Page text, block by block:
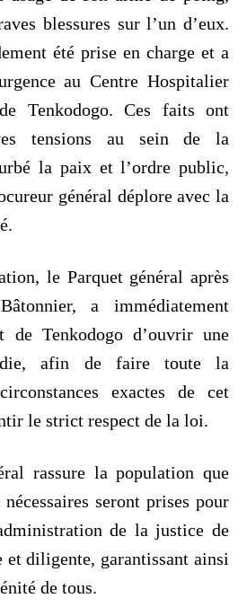
blessures sur l’un d’eux.
été prise en charge et a
au Centre Hospitalier
Tenkodogo. Ces faits ont
tensions au sein de la
la paix et l’ordre public,
général déplore avec la
le Parquet général après
a immédiatement
de Tenkodogo d’ouvrir une
afin de faire toute la
exactes de cet
le strict respect de la loi.
rassure la population que
seront prises pour
de la justice de
diligente, garantissant ainsi
de tous.